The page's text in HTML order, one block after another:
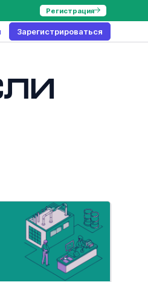
Регистрация
Зарегистрироваться